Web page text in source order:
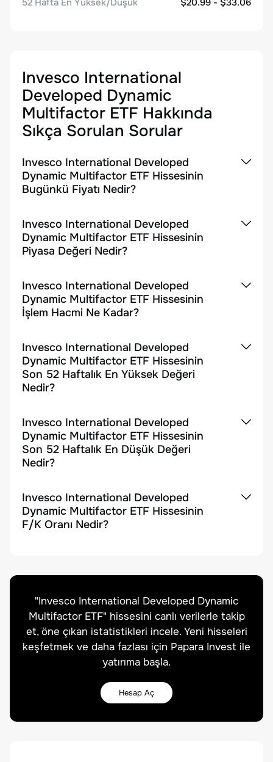
52 Hafta En Yüksek/Düşük
$20.99 - $33.06
Invesco International
Developed Dynamic
Multifactor ETF Hakkında
Sıkça Sorulan Sorular
Invesco International Developed
Dynamic Multifactor ETF Hissesinin
Bugünkü Fiyatı Nedir?
Invesco International Developed
Dynamic Multifactor ETF Hissesinin
Piyasa Değeri Nedir?
Invesco International Developed
Dynamic Multifactor ETF Hissesinin
İşlem Hacmi Ne Kadar?
Invesco International Developed
Dynamic Multifactor ETF Hissesinin
Son 52 Haftalık En Yüksek Değeri
Nedir?
Invesco International Developed
Dynamic Multifactor ETF Hissesinin
Son 52 Haftalık En Düşük Değeri
Nedir?
Invesco International Developed
Dynamic Multifactor ETF Hissesinin
F/K Oranı Nedir?
"Invesco International Developed Dynamic
Multifactor ETF" hissesini canlı verilerle takip
et, öne çıkan istatistikleri incele. Yeni hisseleri
keşfetmek ve daha fazlası için Papara Invest ile
yatırıma başla.
Hesap Aç